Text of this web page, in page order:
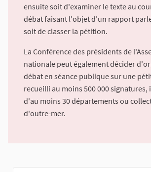
ensuite soit d'examiner le texte au
débat faisant l'objet d'un rapport
soit de classer la pétition.
La Conférence des présidents de
nationale peut également décider
débat en séance publique sur une
recueilli au moins 500 000 signatures,
d'au moins 30 départements ou
d'outre-mer.